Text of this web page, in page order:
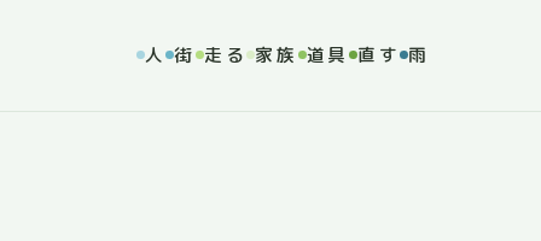
人 街 走る 家族 道具 直す 雨